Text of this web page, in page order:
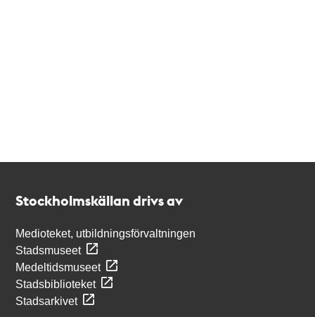
Stockholmskällan drivs av
Medioteket, utbildningsförvaltningen
Stadsmuseet
Medeltidsmuseet
Stadsbiblioteket
Stadsarkivet